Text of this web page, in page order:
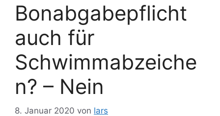
Bonabgabepflicht
auch für
Schwimmabzeiche
n? – Nein
8. Januar 2020 von lars